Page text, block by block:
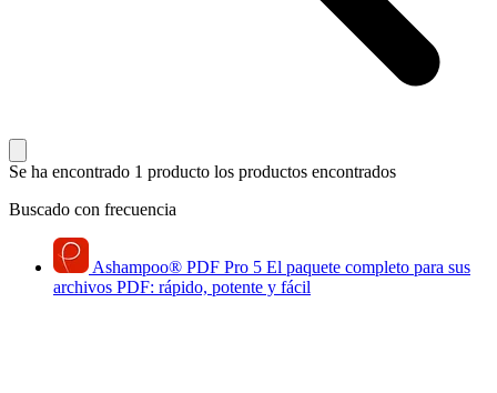
Se ha encontrado 1 producto los productos encontrados
Buscado con frecuencia
Ashampoo® PDF Pro 5 El paquete completo para sus
archivos PDF: rápido, potente y fácil